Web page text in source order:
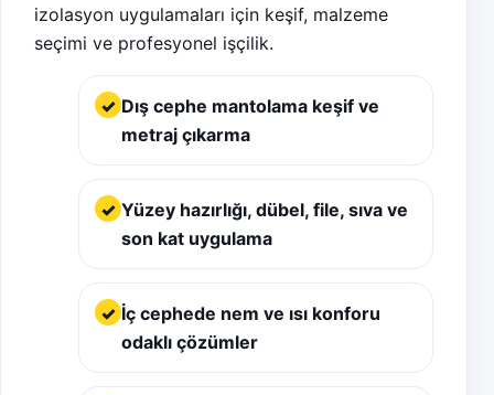
izolasyon uygulamaları için keşif, malzeme
seçimi ve profesyonel işçilik.
Dış cephe mantolama keşif ve
metraj çıkarma
Yüzey hazırlığı, dübel, file, sıva ve
son kat uygulama
İç cephede nem ve ısı konforu
odaklı çözümler